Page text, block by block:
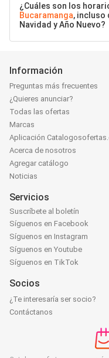
¿Cuáles son los
Bucaramanga, incluso
Navidad y Año Nuevo?
Información
Preguntas más frecuentes
¿Quieres anunciar?
Todas las ofertas
Marcas
Aplicación
Acerca de nosotros
Agregar catálogo
Noticias
Servicios
Suscríbete al boletín
Síguenos en Facebook
Síguenos en Instagram
Síguenos en Youtube
Síguenos en TikTok
Socios
¿Te interesaría ser socio?
Contáctanos